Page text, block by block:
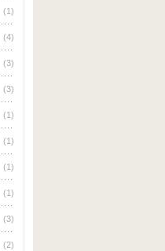
(1)
(4)
(3)
(3)
(1)
(1)
(1)
(1)
(3)
(2)